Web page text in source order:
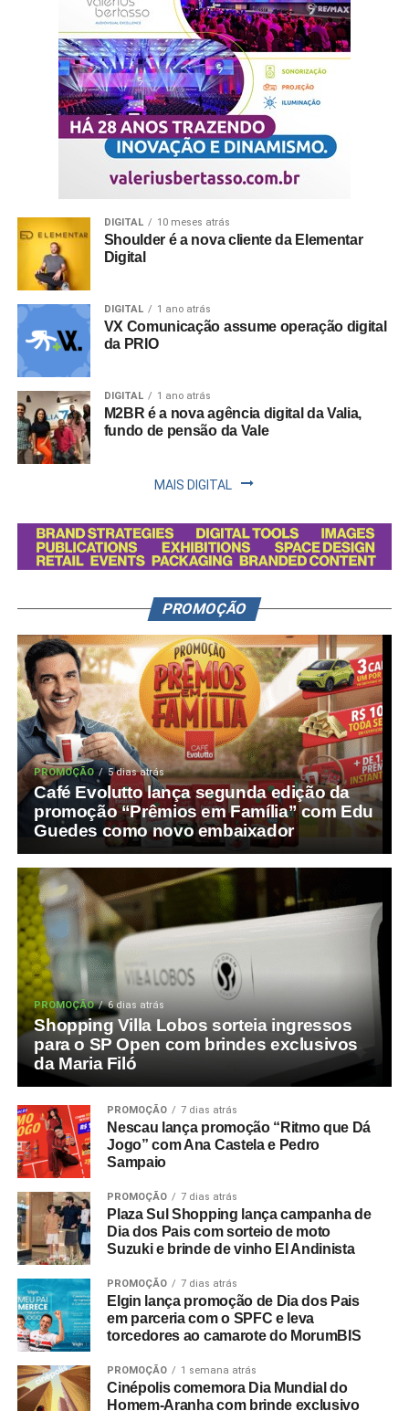
DIGITAL 10 meses atrás
Shoulder é a nova cliente da Elementar
Digital
DIGITAL 1 ano atrás
VX Comunicação assume operação digital
da PRIO
DIGITAL 1 ano atrás
M2BR é a nova agência digital da Valia,
fundo de pensão da Vale
MAIS DIGITAL
PROMOÇÃO
PROMOÇÃO 5 dias atrás
Café Evolutto lança segunda edição da
promoção “Prêmios em Família” com Edu
Guedes como novo embaixador
PROMOÇÃO 6 dias atrás
Shopping Villa Lobos sorteia ingressos
para o SP Open com brindes exclusivos
da Maria Filó
PROMOÇÃO 7 dias atrás
Nescau lança promoção “Ritmo que Dá
Jogo” com Ana Castela e Pedro
Sampaio
PROMOÇÃO 7 dias atrás
Plaza Sul Shopping lança campanha de
Dia dos Pais com sorteio de moto
Suzuki e brinde de vinho El Andinista
PROMOÇÃO 7 dias atrás
Elgin lança promoção de Dia dos Pais
em parceria com o SPFC e leva
torcedores ao camarote do MorumBIS
PROMOÇÃO 1 semana atrás
Cinépolis comemora Dia Mundial do
Homem-Aranha com brinde exclusivo